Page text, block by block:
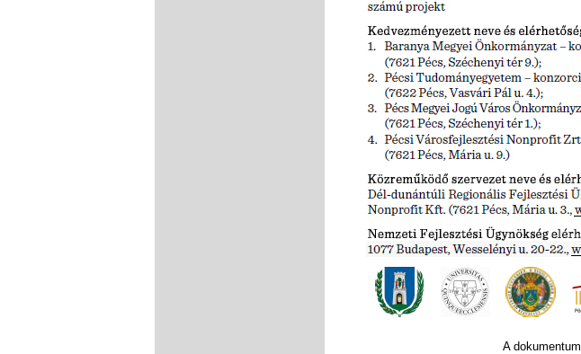
A dokumentum